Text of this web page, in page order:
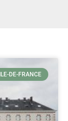
DE-FRANCE